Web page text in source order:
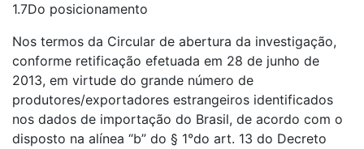
1.7Do posicionamento
Nos termos da Circular de abertura da investigação,
conforme retificação efetuada em 28 de junho de
2013, em virtude do grande número de
produtores/exportadores estrangeiros identificados
nos dados de importação do Brasil, de acordo com o
disposto na alínea “b” do § 1°do art. 13 do Decreto